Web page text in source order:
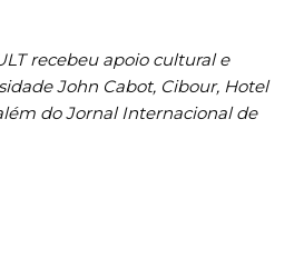
recebeu apoio cultural e
John Cabot, Cibour, Hotel
do Jornal Internacional de